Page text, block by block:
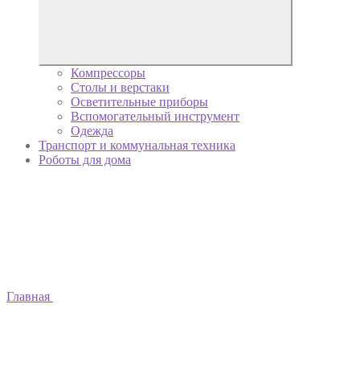
Компрессоры
Столы и верстаки
Осветительные приборы
Вспомогательный инструмент
Одежда
Транспорт и коммунальная техника
Роботы для дома
Главная